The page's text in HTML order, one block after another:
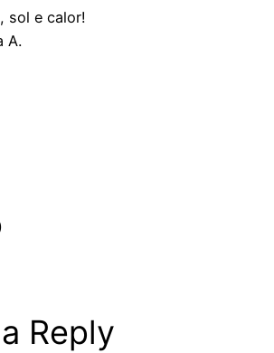
sol e calor!
A.
Reply